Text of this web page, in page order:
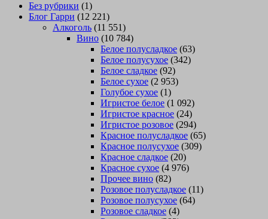
Без рубрики (1)
Блог Гарри (12 221)
Алкоголь (11 551)
Вино (10 784)
Белое полусладкое (63)
Белое полусухое (342)
Белое сладкое (92)
Белое сухое (2 953)
Голубое сухое (1)
Игристое белое (1 092)
Игристое красное (24)
Игристое розовое (294)
Красное полусладкое (65)
Красное полусухое (309)
Красное сладкое (20)
Красное сухое (4 976)
Прочее вино (82)
Розовое полусладкое (11)
Розовое полусухое (64)
Розовое сладкое (4)